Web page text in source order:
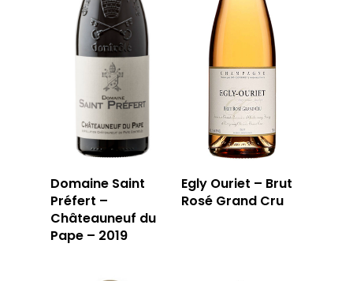
Domaine Saint
Préfert –
Châteauneuf du
Pape – 2019
Egly Ouriet – Brut
Rosé Grand Cru